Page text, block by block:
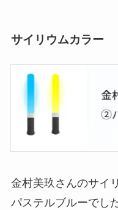
サイリウムカラー
金村美玖さんのサイ
パステルブルーでした